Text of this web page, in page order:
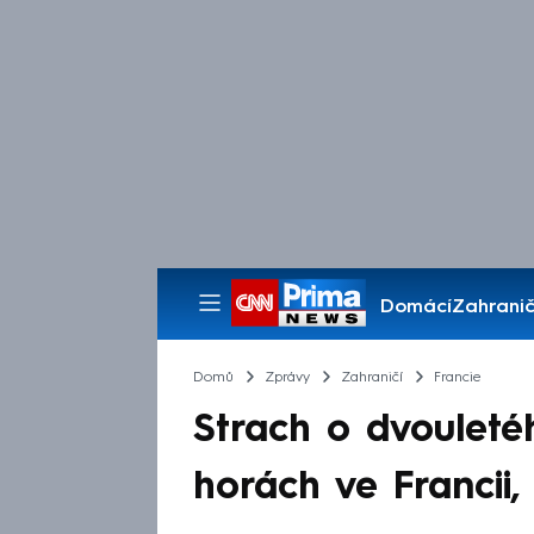
Domácí
Pořady
Domů Zprávy Zahraničí Francie
Strach o
horách ve